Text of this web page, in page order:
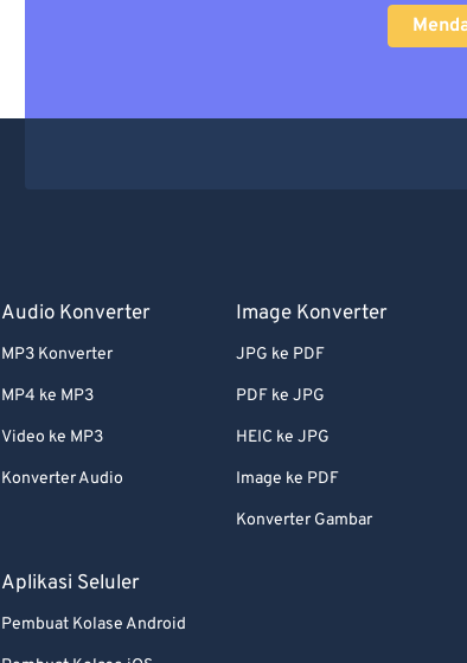
Audio Konverter
MP3 Konverter
MP4 ke MP3
Video ke MP3
Konverter Audio
Image Konverter
JPG ke PDF
PDF ke JPG
HEIC ke JPG
Image ke PDF
Konverter Gambar
Aplikasi Seluler
Pembuat Kolase Android